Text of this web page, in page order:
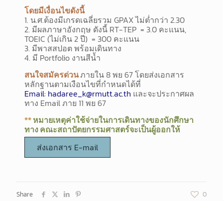
โดยมีเงื่อนไขดังนี้
1. น.ศ.ต้องมีเกรดเฉลี่ยรวม GPAX ไม่ต่ำกว่า 2.30
2. มีผลภาษาอังกฤษ ดังนี้ RT-TEP = 3.0 คะแนน,
TOEIC (ไม่เกิน 2 ปี) = 300 คะแนน
3. มีพาสสปอต พร้อมเดินทาง
4. มี Portfolio งานสีน้ำ
สนใจสมัครด่วนภายใน 8 พย 67 โดยส่งเอกสาร
หลักฐานตามเงือนไขที่กำหนดได้ที่
Email: hadaree_k@rmutt.ac.th และจะประกาศผล
ทาง Email ภาย 11 พย 67
**หมายเหตุค่าใช้จ่ายในการเดินทางของนักศึกษา
ทางคณะสถาปัตยกรรมศาสตร์จะเป็นผู้ออกให้
ส่งเอกสาร E-mail
Share 0